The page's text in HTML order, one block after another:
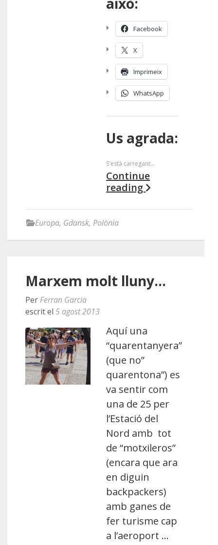
Facebook
X
Imprimeix
WhatsApp
Us agrada:
S'està carregant...
Continue
reading
Europa, Gdansk, Polònia
Marxem molt lluny…
Per Ferran Garcia
escrit el 5 agost 2013
Aquí una
“quarentanyera”
(que no”
quarentona”) es
va sentir com
una de 25 per
l’Estació del
Nord amb tot
de “motxileros”
(encara que ara
en diguin
backpackers)
amb ganes de
fer turisme cap
a l’aeroport …